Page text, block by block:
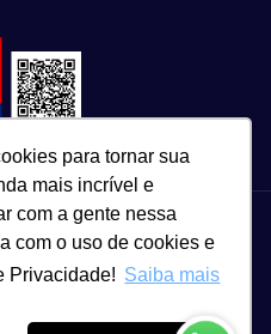
para tornar sua
mais incrível e
com a gente nessa
com o uso de cookies e
Privacidade! Saiba mais